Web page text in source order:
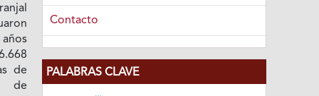
de
de
Contacto
PALABRAS CLAVE